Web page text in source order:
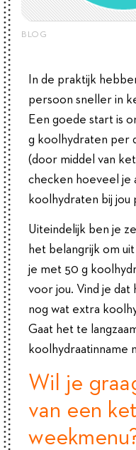
BLOG
In de praktijk
persoon sneller in
Een goede start is
g koolhydraten per
(door middel van
checken hoeveel je
koolhydraten bij jou
Uiteindelijk ben je
het belangrijk om
je met 50 g
voor jou. Vind je dat
nog wat extra
Gaat het te
koolhydraatinname
Wil je
van een